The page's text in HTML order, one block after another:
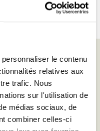
le contenu
relatives aux
trafic. Nous
sur l'utilisation de
médias sociaux, de
combiner celles-ci